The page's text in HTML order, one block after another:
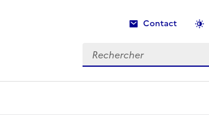
Contact
Rechercher